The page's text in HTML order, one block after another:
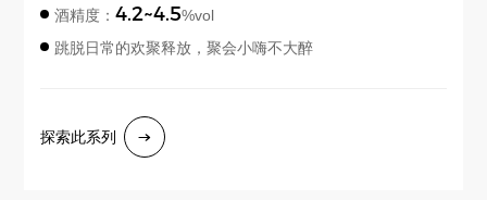
酒精度：4.2~4.5%vol
跳脱日常的欢聚释放，聚会小嗨不大醉
探索此系列